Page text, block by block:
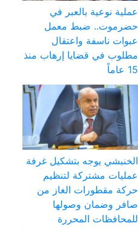
عملية نوعية بالعبر في
حضرموت.. ضبط معمل
عبوات ناسفة واعتقال
مطلوب في قضايا إرهاب منذ
15 عاماً
الخنبشي يوجه بتشكيل غرفة
عمليات مشتركة لتنظيم
حركة مقطورات الغاز من
صافر وضمان وصولها
للمحافظات المحررة